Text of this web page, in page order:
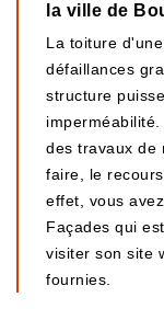
la ville de
La toiture
défaillances
structure
des travaux de
faire, le
effet, vous
Façades qui
visiter son site
fournies.